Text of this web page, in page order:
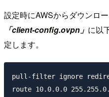
設定時にAWSからダウンロ
「client-config.ovpn」 に以
定します。
pull-filter ignore